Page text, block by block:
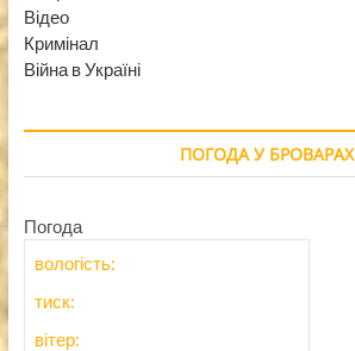
Відео
Кримінал
Війна в Україні
ПОГОДА У БРОВАРАХ
Погода
вологість:
тиск:
вітер: